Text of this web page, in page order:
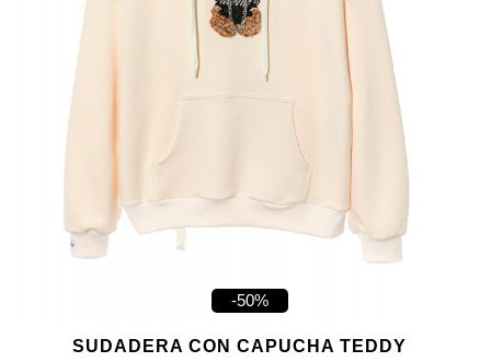
-50%
SUDADERA CON CAPUCHA TEDDY